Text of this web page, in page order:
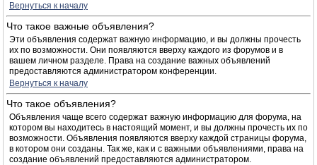
Вернуться к началу
Что такое важные объявления?
Эти объявления содержат важную информацию, и вы должны прочесть
их по возможности. Они появляются вверху каждого из форумов и в
вашем личном разделе. Права на создание важных объявлений
предоставляются администратором конференции.
Вернуться к началу
Что такое объявления?
Объявления чаще всего содержат важную информацию для форума, на
котором вы находитесь в настоящий момент, и вы должны прочесть их по
возможности. Объявления появляются вверху каждой страницы форума,
в котором они созданы. Так же, как и с важными объявлениями, права на
создание объявлений предоставляются администратором.